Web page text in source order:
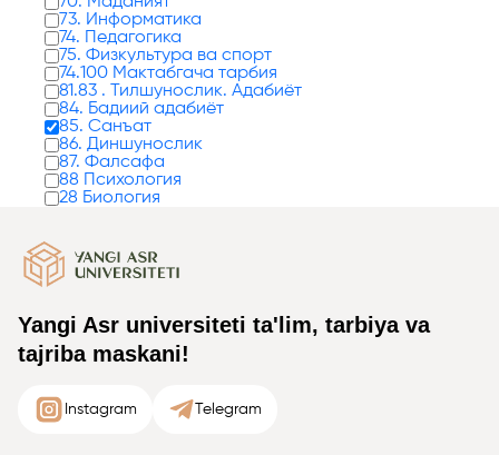
73. Информатика
74. Педагогика
75. Физкультура ва спорт
74.100 Мактабгача тарбия
81.83 . Тилшунослик. Адабиёт
84. Бадиий адабиёт
85. Санъат
86. Диншунослик
87. Фалсафа
88 Психология
28 Биология
Yangi Asr universiteti ta'lim, tarbiya va
tajriba maskani!
Instagram Telegram